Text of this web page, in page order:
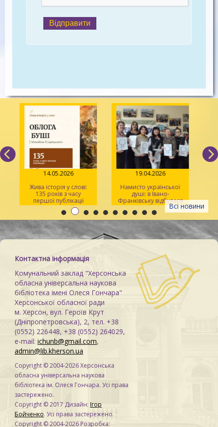
Відправити
Всі новини
14.05.2026
Жива історія у слові:
135 років з часу
першої публікації
повісті Михайла
Старицького «Облога
Буші»
19.04.2026
Намисто української
душі: в Івано-
Франківську відбулася
творча майстерка для
херсонців
Контактна інформація
Комунальний заклад "Херсонська
обласна універсальна наукова
бібліотека імені Олеся Гончара"
Херсонської обласної ради
м. Херсон, вул. Героїв Крут
(Дніпропетровська), 2, тел. +38
(0552) 226448, +38 (0552) 264029,
e-mail: ichunb@gmail.com,
admin@lib.kherson.ua
Copyright © 2004-2026 Херсонська
обласна універсальна наукова
бібліотека ім. Олеся Гончара. Усі права
застережено.
Copyright © 2017 Дизайн: Ігор
Бойченко. Усі права застережено.
Copyright © 2004-2026 Розробка: